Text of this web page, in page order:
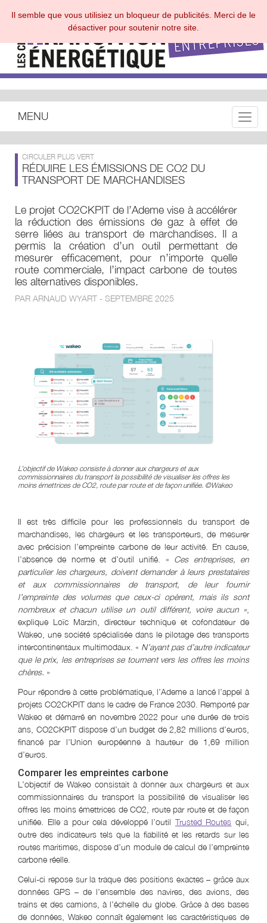
MENU
CIRCULER PLUS VERT
RÉDUIRE LES ÉMISSIONS DE CO2 DU
TRANSPORT DE MARCHANDISES
Le projet CO2CKPIT de l’Ademe vise à accélérer
la réduction des émissions de gaz à effet de
serre liées au transport de marchandises. Il a
permis la création d’un outil permettant de
mesurer efficacement, pour n’importe quelle
route commerciale, l’impact carbone de toutes
les alternatives disponibles.
PAR ARNAUD WYART - SEPTEMBRE 2025
L’objectif de Wakeo consiste à donner aux chargeurs et aux
commissionnaires du transport la possibilité de visualiser les offres les
moins émettrices de CO2, route par route et de façon unifiée. ©Wakeo
Il est très difficile pour les professionnels du transport de
marchandises, les chargeurs et les transporteurs, de mesurer
avec précision l’empreinte carbone de leur activité. En cause,
l’absence de norme et d’outil unifié. « Ces entreprises, en
particulier les chargeurs, doivent demander à leurs prestataires
et aux commissionnaires de transport, de leur fournir
l’empreinte des volumes que ceux-ci opèrent, mais ils sont
nombreux et chacun utilise un outil différent, voire aucun »
explique Loïc Marzin, directeur technique et cofondateur de
Wakeo, une société spécialisée dans le pilotage des transports
intercontinentaux multimodaux. « N’ayant pas d’autre indicateur
que le prix, les entreprises se tournent vers les offres les moins
chères. »
Pour répondre à cette problématique, l’Ademe a lancé l’appel à
projets CO2CKPIT dans le cadre de France 2030. Remporté par
Wakeo et démarré en novembre 2022 pour une durée de trois
ans, CO2CKPIT dispose d’un budget de 2,82 millions d’euros,
financé par l’Union européenne à hauteur de 1,69 million
d’euros.
Comparer les empreintes carbone
L’objectif de Wakeo consistait à donner aux chargeurs et aux
commissionnaires du transport la possibilité de visualiser les
offres les moins émettrices de CO2, route par route et de façon
unifiée. Elle a pour cela développé l’outil Trusted Routes qui,
outre des indicateurs tels que la fiabilité et les retards sur les
routes maritimes, dispose d’un module de calcul de l’empreinte
carbone réelle.
Celui-ci repose sur la traque des positions exactes – grâce aux
données GPS – de l’ensemble des navires, des avions, des
trains et des camions, à l’échelle du globe. Grâce à des bases
de données, Wakeo connaît également les caractéristiques de
Il semble que vous utilisiez un bloqueur de publicités. Merci de le
désactiver pour soutenir notre site.